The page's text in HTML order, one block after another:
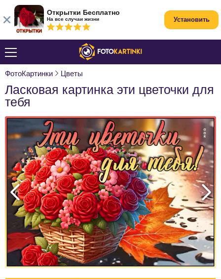
ФотоКартинки Цветы
Ласковая картинка эти цветочки для
тебя
Открытки Бесплатно
На все случаи жизни Установить